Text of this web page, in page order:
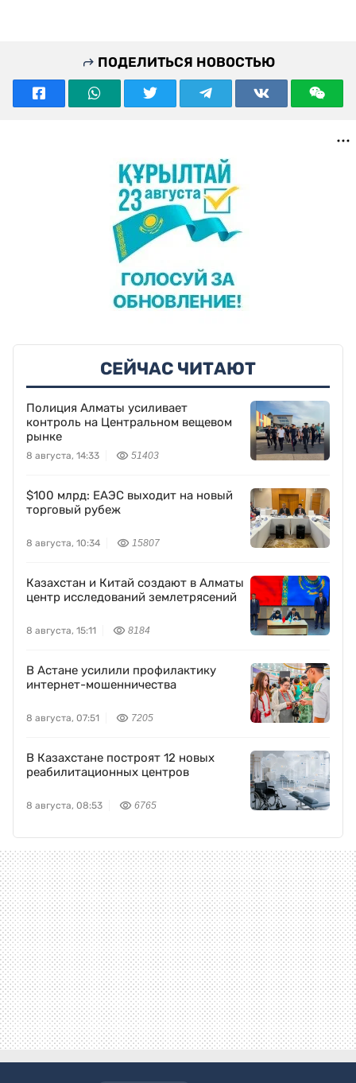
ПОДЕЛИТЬСЯ НОВОСТЬЮ
СЕЙЧАС ЧИТАЮТ
Полиция Алматы усиливает
контроль на Центральном вещевом
рынке
8 августа, 14:33 51403
$100 млрд: ЕАЭС выходит на новый
торговый рубеж
8 августа, 10:34 15807
Казахстан и Китай создают в Алматы
центр исследований землетрясений
8 августа, 15:11 8184
В Астане усилили профилактику
интернет-мошенничества
8 августа, 07:51 7205
В Казахстане построят 12 новых
реабилитационных центров
8 августа, 08:53 6765